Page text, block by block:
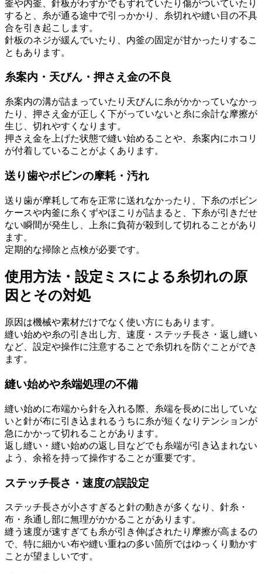
釜や内釜、針板がわずかでもずれていたり傷がついていたり
すると、糸が通る途中で引っかかり、糸切れや縫い目の不具
合を引き起こします。
針板のネジが緩んでいたり、内釜の固定が甘かったりするこ
ともあります。
糸案内・天びん・押さえ金の不良
糸案内の溝が詰まっていたり天びんに糸がかかっていなかっ
たり、押さえ金が正しく下がっていないと糸に余計な摩擦が
生じ、切れやすくなります。
押さえ金を上げた状態で縫い始めることや、糸案内にホコリ
が付着していることがよくあります。
送り歯やボビンの摩耗・汚れ
送り歯が摩耗して布を正常に送れなかったり、下糸のボビン
ケースや内釜に糸くずやほこりが詰まると、下糸が引きだせ
ない瞬間が発生し、上糸に負荷が殺到して切れることがあり
ます。
定期的な掃除と点検が必要です。
使用方法・設定ミスによる糸切れの原
因とその対処
原因は機械や素材だけでなく使い方にもあります。
縫い始めや糸の引き出し方、速度・ステッチ長さ・返し縫い
など、設定や操作に注意することで糸切れを防ぐことができ
ます。
縫い始めや糸端処理の不備
縫い始めに布端から針を入れる際、糸端を長めに出していな
いと針が布に引き込まれるうちに糸が短くなりテンションが
急にかかって切れることがあります。
返し縫い・縫い始めの返し目などでも糸端が引き込まれない
よう、余裕を持って操作することが重要です。
ステッチ長さ・速度の誤設定
ステッチ長さが小さすぎると針の動きが多くなり、針糸・
布・糸通し部に無理がかかることがあります。
縫う速度が速すぎても糸が引き伸ばされたり摩擦が高まるの
で、特に細かい布や縫い重ねの多い箇所ではゆっくり動かす
ことが望ましいです。